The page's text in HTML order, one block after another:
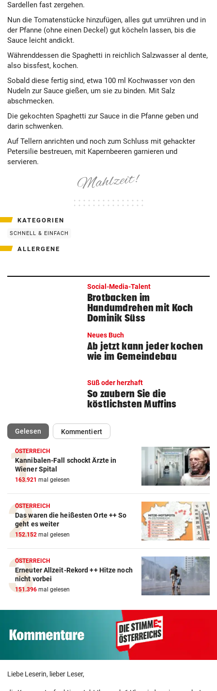
Sardellen fast zergehen.
Nun die Tomatenstücke hinzufügen, alles gut umrühren und in
der Pfanne (ohne einen Deckel) gut köcheln lassen, bis die
Sauce leicht andickt.
Währenddessen die Spaghetti in reichlich Salzwasser al dente,
also bissfest, kochen.
Sobald diese fertig sind, etwa 100 ml Kochwasser von den
Nudeln zur Sauce gießen, um sie zu binden. Mit Salz
abschmecken.
Die gekochten Spaghetti zur Sauce in die Pfanne geben und
darin schwenken.
Auf Tellern anrichten und noch zum Schluss mit gehackter
Petersilie bestreuen, mit Kapernbeeren garnieren und
servieren.
KATEGORIEN
SCHNELL & EINFACH
ALLERGENE
Social-Media-Talent
Brotbacken im
Handumdrehen mit Koch
Dominik Süss
Neues Buch
Ab jetzt kann jeder kochen
wie im Gemeindebau
Süß oder herzhaft
So zaubern Sie die
köstlichsten Muffins
Gelesen(ausgewählt)Kommentiert
ÖSTERREICH
Kannibalen-Fall schockt Ärzte in
Wiener Spital
163.921 mal gelesen
ÖSTERREICH
Das waren die heißesten Orte ++ So
geht es weiter
152.152 mal gelesen
ÖSTERREICH
Erneuter Allzeit-Rekord ++ Hitze noch
nicht vorbei
151.396 mal gelesen
Liebe Leserin, lieber Leser,